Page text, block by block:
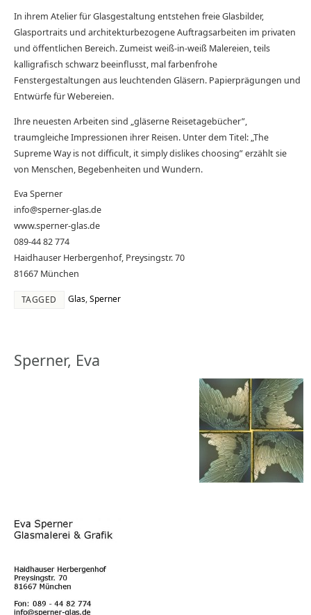
In ihrem Atelier für Glasgestaltung entstehen freie Glasbilder,
Glasportraits und architekturbezogene Auftragsarbeiten im privaten
und öffentlichen Bereich. Zumeist weiß-in-weiß Malereien, teils
kalligrafisch schwarz beeinflusst, mal farbenfrohe
Fenstergestaltungen aus leuchtenden Gläsern. Papierprägungen und
Entwürfe für Webereien.
Ihre neuesten Arbeiten sind „gläserne Reisetagebücher”,
traumgleiche Impressionen ihrer Reisen. Unter dem Titel: „The
Supreme Way is not difficult, it simply dislikes choosing” erzählt sie
von Menschen, Begebenheiten und Wundern.
Eva Sperner
info@sperner-glas.de
www.sperner-glas.de
089-44 82 774
Haidhauser Herbergenhof, Preysingstr. 70
81667 München
TAGGED Glas,Sperner
Sperner, Eva